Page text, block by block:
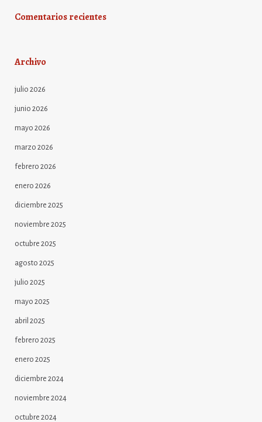
Comentarios recientes
Archivo
julio 2026
junio 2026
mayo 2026
marzo 2026
febrero 2026
enero 2026
diciembre 2025
noviembre 2025
octubre 2025
agosto 2025
julio 2025
mayo 2025
abril 2025
febrero 2025
enero 2025
diciembre 2024
noviembre 2024
octubre 2024